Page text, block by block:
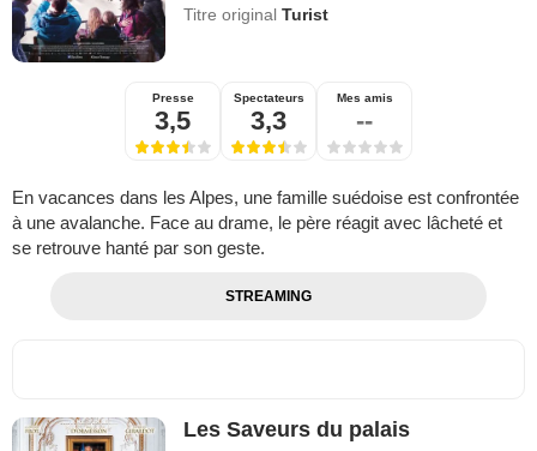
Titre originalTurist
Presse
3,5
Spectateurs
3,3
Mes amis
--
En vacances dans les Alpes, une famille suédoise est confrontée
à une avalanche. Face au drame, le père réagit avec lâcheté et
se retrouve hanté par son geste.
STREAMING
Les Saveurs du palais